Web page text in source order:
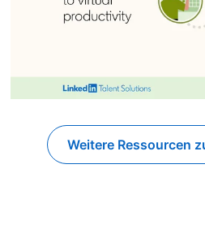
Weitere Ressourcen